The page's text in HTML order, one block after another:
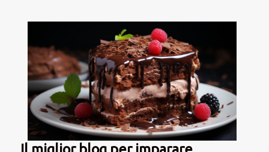
Il miglior blog per imparare